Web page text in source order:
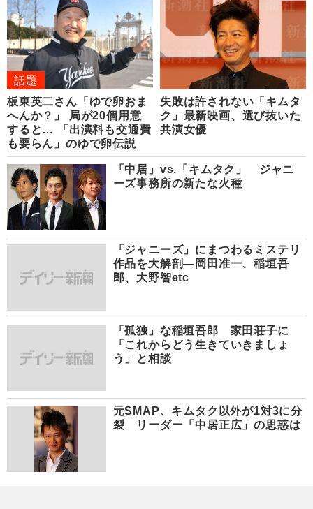
話題
板東英二さん「ゆで卵おま
へんか？」 局が20個用意
すると… 「出演料も交通費
も要らん」のゆで卵伝説
失敗は許されない「キムタ
ク」最新映画、選び抜いた
共演女優
「中居」vs.「キムタク」 ジャニ
ーズ事務所の新たな火種
「ジャニーズ」にまつわるミステリ
作品を大解剖―岡田准一、稲垣吾
郎、大野智etc
「孤独」な稲垣吾郎 家田荘子に
「これからどう生きていきましょ
う」と相談
元SMAP、キムタク以外が1対3に分
裂 リーダー「中居正広」の思惑は